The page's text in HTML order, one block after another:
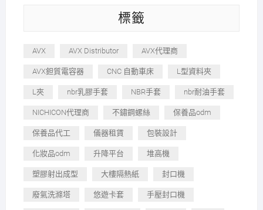
標籤
AVX AVX Distributor AVX代理商
AVX鉭質電容器 CNC 自動車床 L型資料夾
L夾 nbr乳膠手套 NBR手套 nbr耐油手套
NICHICON代理商 不鏽鋼螺絲 保養品odm
保養品代工 儀器租賃 包裝設計
化妝品odm 升降平台 堆高機
塑膠射出成型 大樓隔熱紙 封口機
廢氣洗滌塔 悠遊卡套 手壓封口機